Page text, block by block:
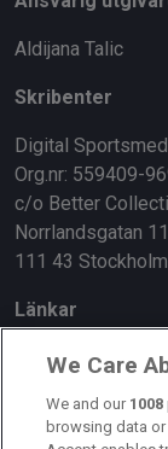
Aldijana Talic
Skribenter
Digital
Org.nr: 559409-
c/o Better
Norrlandsgatan 11
111 43 Stockholm
Länkar
Om oss
Kontakta oss
We Care
We and our 1008
browsing data